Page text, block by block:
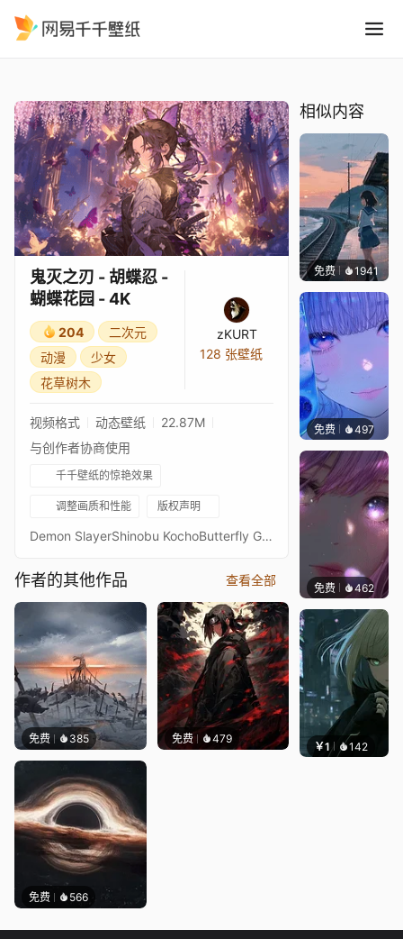
鬼灭之刃 - 胡蝶忍 -
蝴蝶花园 - 4K
204
二次元
动漫
少女
花草树木
zKURT
128 张壁纸
视频格式 动态壁纸
22.87M
与创作者协商使用
千千壁纸的惊艳效果
调整画质和性能 版权声明
Demon SlayerShinobu KochoButterfly Garden
作者的其他作品 查看全部
免费 385 免费 479
免费 566
相似内容
免费 1941辰东
免费 497辰东
免费 462辰东
￥1 142